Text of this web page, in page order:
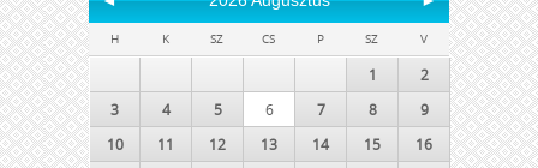
H K SZ CS P SZ V
1
2
3
4 5 6 7 8
9
10
11 12 13 14 15
16